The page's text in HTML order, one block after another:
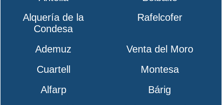
Alquería de la
Condesa
Rafelcofer
Ademuz
Venta del Moro
Cuartell
Montesa
Alfarp
Bárig